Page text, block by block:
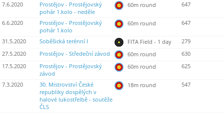
7.6.2020
Prostějov - Prostějovský
pohár 1.kolo - neděle
60m round 647
6.6.2020
Prostějov - Prostějovský
pohár 1.kolo
60m round 647
31.5.2020 Soběšická terénní I FITA Field - 1 day
279
27.5.2020
Prostějov - Středeční závod 60m round
630
17.5.2020
Prostějov - Prostějovský
závod
60m round 625
7.3.2020
30. Mistrovství České
republiky dospělých v
halové lukostřelbě - soutěže
ČLS
18m round 547